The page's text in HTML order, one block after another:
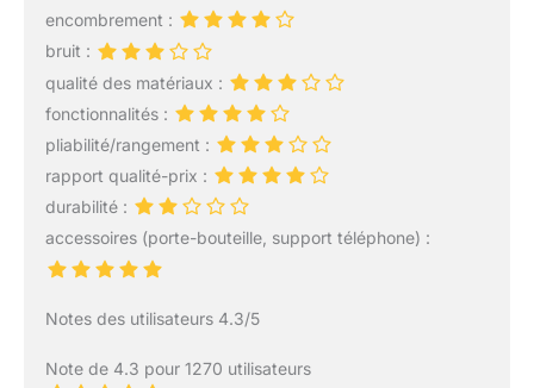
encombrement :
bruit :
qualité des matériaux :
fonctionnalités :
pliabilité/rangement :
rapport qualité-prix :
durabilité :
accessoires (porte-bouteille, support téléphone) :
Notes des utilisateurs 4.3/5
Note de 4.3 pour 1270 utilisateurs